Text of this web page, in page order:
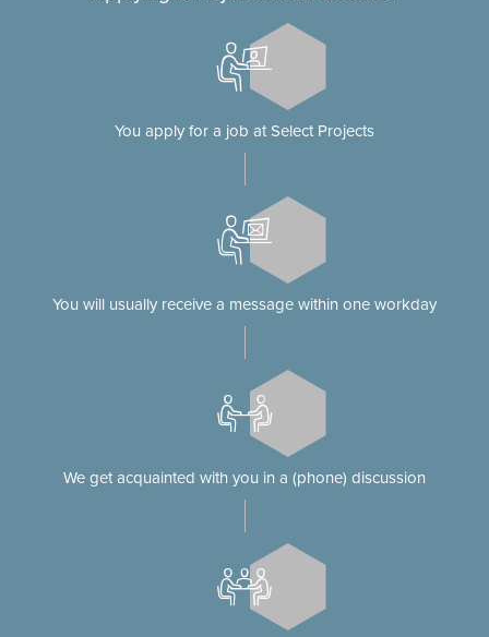
You apply for a job at Select Projects
You will usually receive a message within one workday
We get acquainted with you in a (phone) discussion